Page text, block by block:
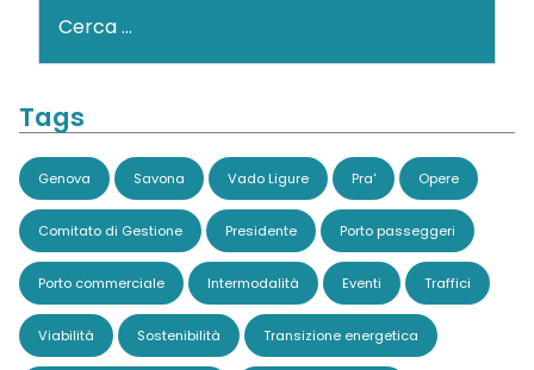
Tags
Genova Savona Vado Ligure Pra' Opere
Comitato di Gestione Presidente Porto passeggeri
Porto commerciale Intermodalità Eventi Traffici
Viabilità Sostenibilità Transizione energetica